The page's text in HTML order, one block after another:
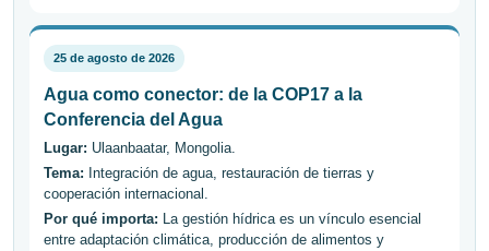
25 de agosto de 2026
Agua como conector: de la COP17 a la
Conferencia del Agua
Lugar: Ulaanbaatar, Mongolia.
Tema: Integración de agua, restauración de tierras y
cooperación internacional.
Por qué importa: La gestión hídrica es un vínculo esencial
entre adaptación climática, producción de alimentos y